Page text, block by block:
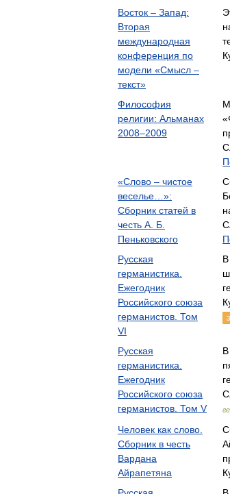
Восток – Запад:
Вторая
международная
конференция по
модели «Смысл –
текст»
Философия
религии: Альманах
2008–2009
«Слово – чистое
веселье…»:
Сборник статей в
честь А. Б.
Пеньковского
Русская
германистика.
Ежегодник
Российского союза
германистов. Том
VI
Русская
германистика.
Ежегодник
Российского союза
германистов. Том V
Человек как слово.
Сборник в честь
Вардана
Айрапетяна